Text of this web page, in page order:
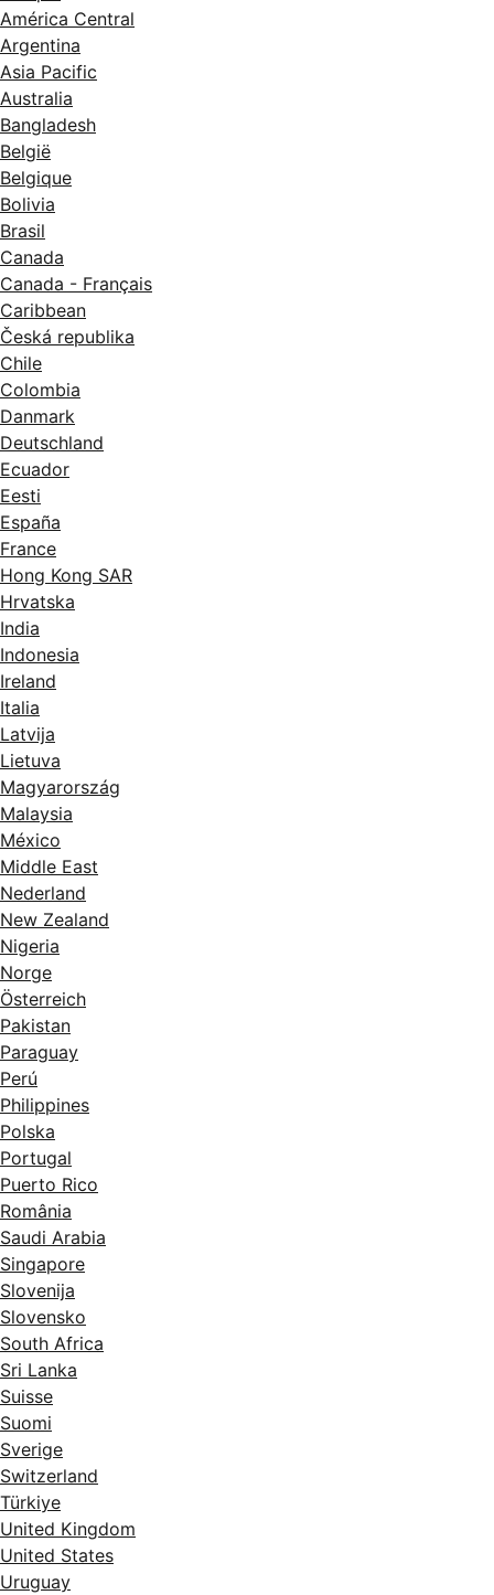
América Central
Argentina
Asia Pacific
Australia
Bangladesh
België
Belgique
Bolivia
Brasil
Canada
Canada - Français
Caribbean
Česká republika
Chile
Colombia
Danmark
Deutschland
Ecuador
Eesti
España
France
Hong Kong SAR
Hrvatska
India
Indonesia
Ireland
Italia
Latvija
Lietuva
Magyarország
Malaysia
México
Middle East
Nederland
New Zealand
Nigeria
Norge
Österreich
Pakistan
Paraguay
Perú
Philippines
Polska
Portugal
Puerto Rico
România
Saudi Arabia
Singapore
Slovenija
Slovensko
South Africa
Sri Lanka
Suisse
Suomi
Sverige
Switzerland
Türkiye
United Kingdom
United States
Uruguay